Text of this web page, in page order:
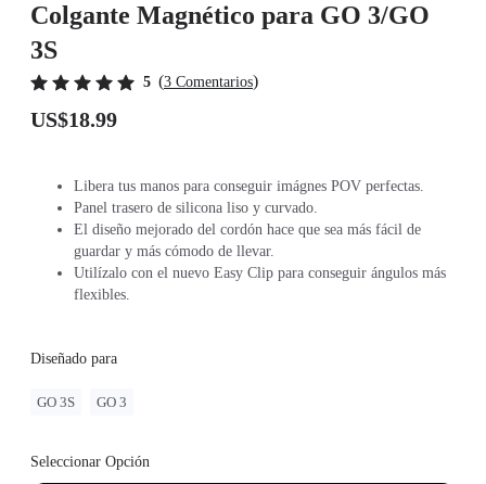
Colgante Magnético para GO 3/GO
3S
5 (3 Comentarios)
US$18.99
Libera tus manos para conseguir imágnes POV perfectas.
Panel trasero de silicona liso y curvado.
El diseño mejorado del cordón hace que sea más fácil de
guardar y más cómodo de llevar.
Utilízalo con el nuevo Easy Clip para conseguir ángulos más
flexibles.
Diseñado para
GO 3S GO 3
Seleccionar Opción